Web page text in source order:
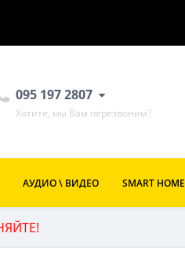
095 197 2807
Хотите, мы Вам перезвоним?
АУДИО \ ВИДЕО SMART HOME